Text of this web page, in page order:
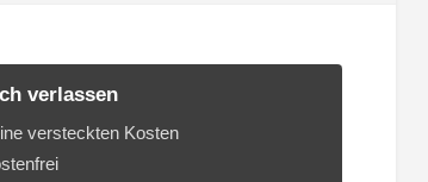
verlassen
versteckten Kosten